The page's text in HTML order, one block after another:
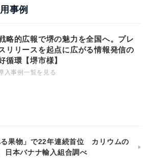
事例
略的広報で堺の魅力を全国へ。プレ
リリースを起点に広がる情報発信の
循環【堺市様】
入事例一覧を見る
果物」で22年連続首位 カリウムの
本バナナ輸入組合調べ